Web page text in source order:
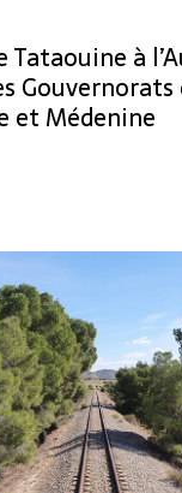
Tataouine à
Gouvernorats
et Médenine